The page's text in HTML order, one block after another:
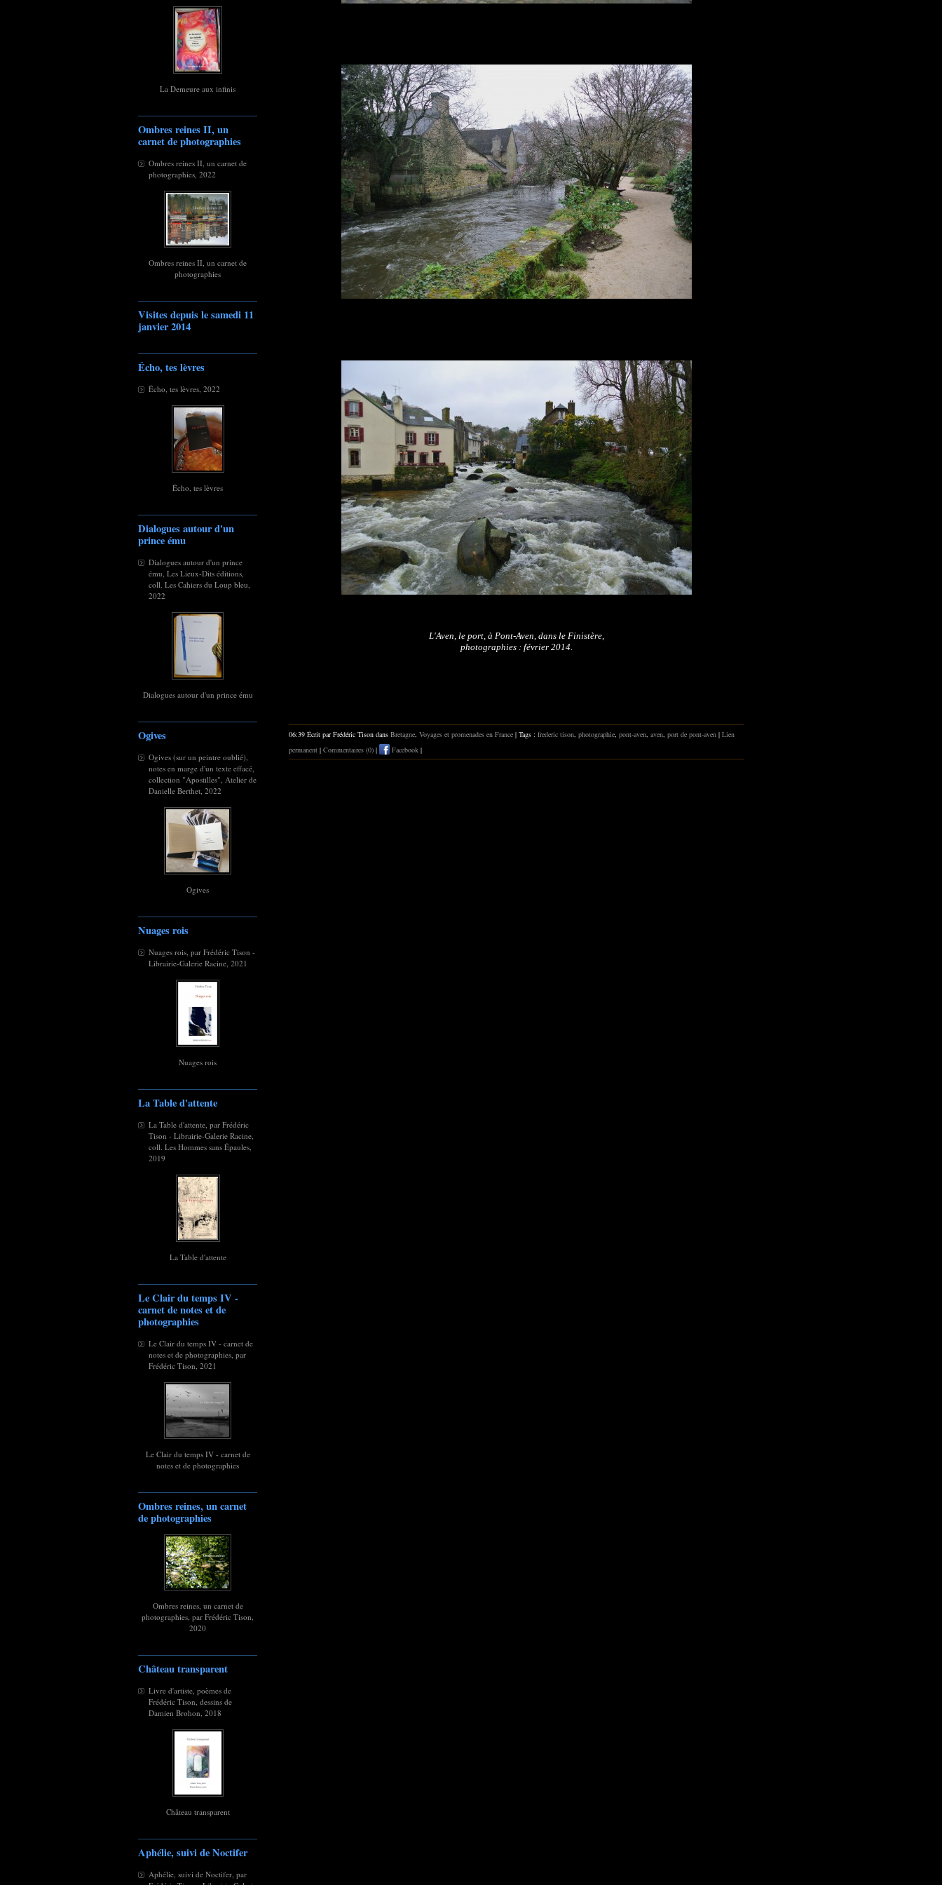
La Demeure aux infinis
Ombres reines II, un
carnet de photographies
Ombres reines II, un carnet de
photographies, 2022
Ombres reines II, un carnet de
photographies
Visites depuis le samedi 11
janvier 2014
Écho, tes lèvres
Écho, tes lèvres, 2022
Écho, tes lèvres
Dialogues autour d'un
prince ému
Dialogues autour d'un prince
ému, Les Lieux-Dits éditions,
coll. Les Cahiers du Loup bleu,
2022
Dialogues autour d'un prince ému
Ogives
Ogives (sur un peintre oublié),
notes en marge d'un texte effacé,
collection "Apostilles", Atelier de
Danielle Berthet, 2022
Ogives
Nuages rois
Nuages rois, par Frédéric Tison -
Librairie-Galerie Racine, 2021
Nuages rois
La Table d'attente
La Table d'attente, par Frédéric
Tison - Librairie-Galerie Racine,
coll. Les Hommes sans Épaules,
2019
La Table d'attente
Le Clair du temps IV -
carnet de notes et de
photographies
Le Clair du temps IV - carnet de
notes et de photographies, par
Frédéric Tison, 2021
Le Clair du temps IV - carnet de
notes et de photographies
Ombres reines, un carnet
de photographies
Ombres reines, un carnet de
photographies, par Frédéric Tison,
2020
Château transparent
Livre d'artiste, poèmes de
Frédéric Tison, dessins de
Damien Brohon, 2018
Château transparent
Aphélie, suivi de Noctifer
Aphélie, suivi de Noctifer, par
L'Aven, le port, à Pont-Aven, dans le Finistère,
photographies : février 2014.
06:39 Écrit par Frédéric Tison dans Bretagne, Voyages et promenades en France | Tags : frederic tison, photographie, pont-aven, aven, port de pont-aven | Lien
permanent | Commentaires (0) | Facebook |